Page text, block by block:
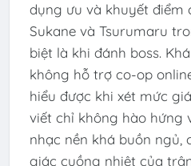
dụng ưu và khuyết điểm
Sukane và Tsurumaru
biệt là khi đánh boss.
không hỗ trợ co-op
hiểu được khi xét mức
viết chỉ không hào hứng
nhạc nền khá buồn ngủ,
giác cuồng nhiệt của